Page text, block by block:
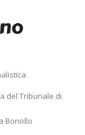
del Tribunale di
Bonollo